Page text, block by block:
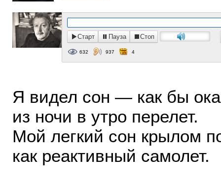
Старт Пауза Стоп
632 937 4
Я видел сон — как бы
из ночи в утро перелет.
Мой легкий сон крылом
как реактивный самолет.